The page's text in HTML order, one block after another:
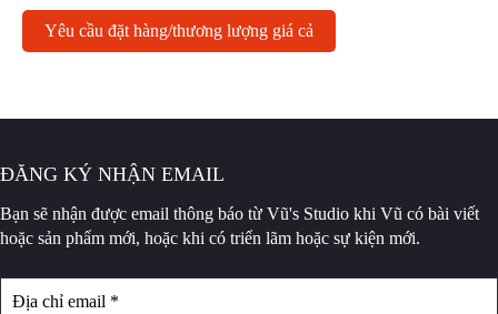
Yêu cầu đặt hàng/thương lượng giá cả
ĐĂNG KÝ NHẬN EMAIL
Bạn sẽ nhận được email thông báo từ Vũ's Studio khi Vũ có bài viết
hoặc sản phẩm mới, hoặc khi có triển lãm hoặc sự kiện mới.